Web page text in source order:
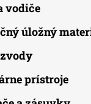
vodiče
úložný
prístroje